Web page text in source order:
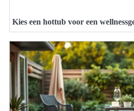
Kies een hottub voor een